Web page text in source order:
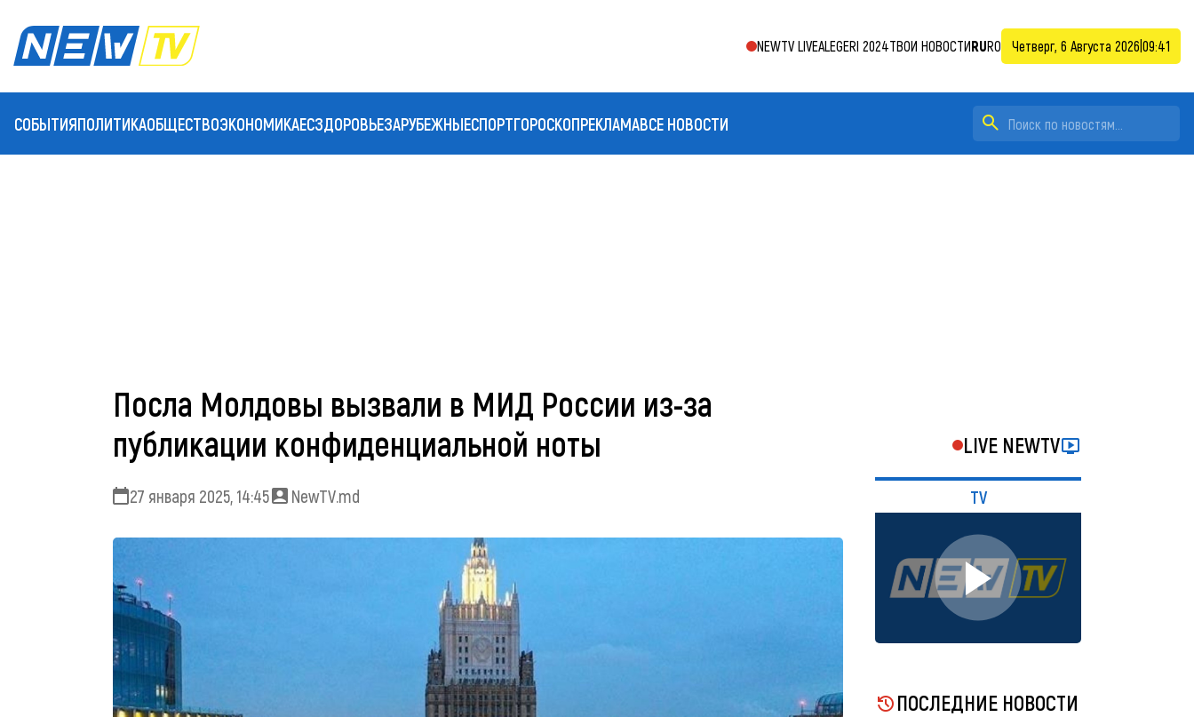
NEWTV LIVEALEGERI 2024ТВОИ НОВОСТИRURO Четверг, 6 Августа 2026 09:41
СОБЫТИЯПОЛИТИКАОБЩЕСТВОЭКОНОМИКАЕСЗДОРОВЬЕЗАРУБЕЖНЫЕСПОРТГОРОСКОПРЕКЛАМАВСЕ НОВОСТИ
Посла Молдовы вызвали в МИД России из-за
публикации конфиденциальной ноты
27 января 2025, 14:45 NewTV.md
LIVE NEWTV
TV
ПОСЛЕДНИЕ НОВОСТИ